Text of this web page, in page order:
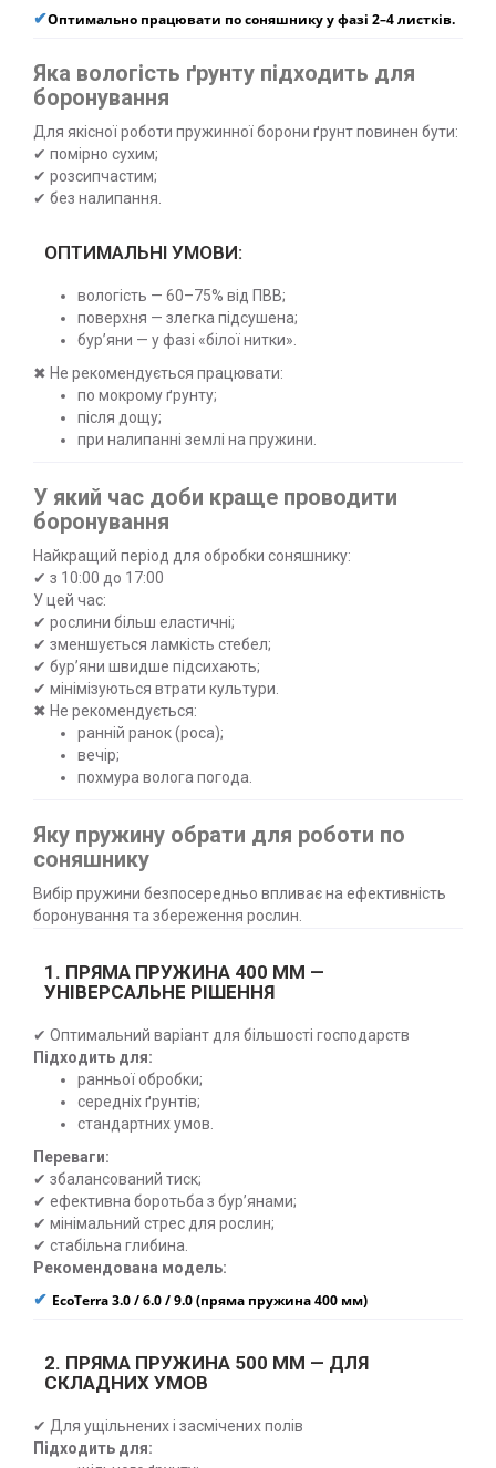
✔Оптимально працювати по соняшнику у фазі 2–4 листків.
Яка вологість ґрунту підходить для
боронування
Для якісної роботи пружинної борони ґрунт повинен бути:
✔ помірно сухим;
✔ розсипчастим;
✔ без налипання.
ОПТИМАЛЬНІ УМОВИ:
вологість — 60–75% від ПВВ;
поверхня — злегка підсушена;
бур’яни — у фазі «білої нитки».
✖ Не рекомендується працювати:
по мокрому ґрунту;
після дощу;
при налипанні землі на пружини.
У який час доби краще проводити
боронування
Найкращий період для обробки соняшнику:
✔ з 10:00 до 17:00
У цей час:
✔ рослини більш еластичні;
✔ зменшується ламкість стебел;
✔ бур’яни швидше підсихають;
✔ мінімізуються втрати культури.
✖ Не рекомендується:
ранній ранок (роса);
вечір;
похмура волога погода.
Яку пружину обрати для роботи по
соняшнику
Вибір пружини безпосередньо впливає на ефективність
боронування та збереження рослин.
1. ПРЯМА ПРУЖИНА 400 ММ —
УНІВЕРСАЛЬНЕ РІШЕННЯ
✔ Оптимальний варіант для більшості господарств
Підходить для:
ранньої обробки;
середніх ґрунтів;
стандартних умов.
Переваги:
✔ збалансований тиск;
✔ ефективна боротьба з бур’янами;
✔ мінімальний стрес для рослин;
✔ стабільна глибина.
Рекомендована модель:
✔ EcoTerra 3.0 / 6.0 / 9.0 (пряма пружина 400 мм)
2. ПРЯМА ПРУЖИНА 500 ММ — ДЛЯ
СКЛАДНИХ УМОВ
✔ Для ущільнених і засмічених полів
Підходить для: